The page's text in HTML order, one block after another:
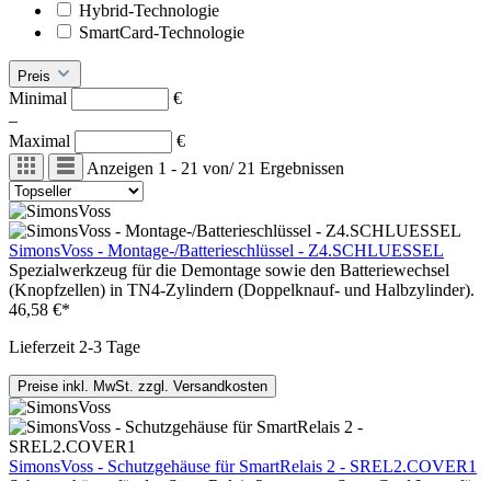
Hybrid-Technologie
SmartCard-Technologie
Preis
Minimal
€
–
Maximal
€
Anzeigen 1 - 21 von/21 Ergebnissen
SimonsVoss - Montage-/Batterieschlüssel - Z4.SCHLUESSEL
Spezialwerkzeug für die Demontage sowie den Batteriewechsel
(Knopfzellen) in TN4-Zylindern (Doppelknauf- und Halbzylinder).
46,58 €*
Lieferzeit 2-3 Tage
Preise inkl. MwSt. zzgl. Versandkosten
SimonsVoss - Schutzgehäuse für SmartRelais 2 - SREL2.COVER1